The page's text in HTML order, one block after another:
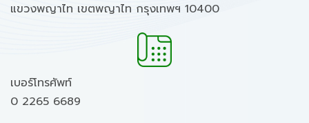
แขวงพญาไท เขตพญาไท กรุงเทพฯ 10400
เบอร์โทรศัพท์
0 2265 6689